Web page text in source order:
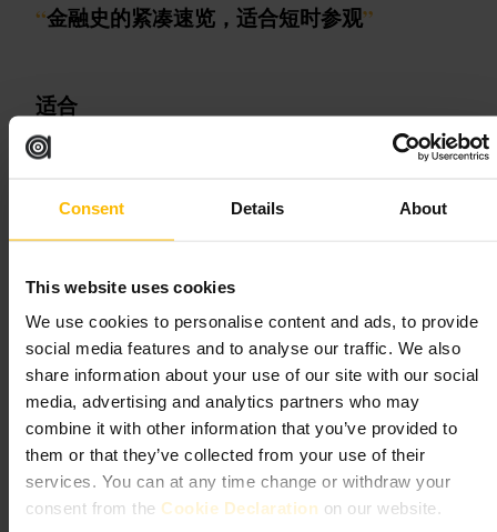
Consent Details About
This website uses cookies
We use cookies to personalise content and ads, to provide
social media features and to analyse our traffic. We also
share information about your use of our site with our social
media, advertising and analytics partners who may
combine it with other information that you’ve provided to
them or that they’ve collected from your use of their
services. You can at any time change or withdraw your
consent from the Cookie Declaration on our website.
“金融史的紧凑速览，适合短时参观”
适合
# 互动展览
可期待的内容
和关于伪钞识别的展示。展厅包含互动环节，适合带孩子的家庭和
希望快速了解金融史的单人游客。展览以时间线和实物为主，文字
说明简明实用。
规划您的参观
把参观安排在你探索金融城的行程中。先浏览时间线与历史展柜，
再到钞票与防伪展示区，最后体验互动区。带轻便相机或手机，选
择靠近展板的视角拍细节。若随团出行，把它当作城市半日路线的
一部分。
https://www.bankofengland.co.uk/museum